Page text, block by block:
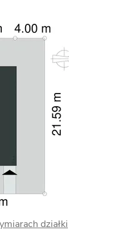
działki